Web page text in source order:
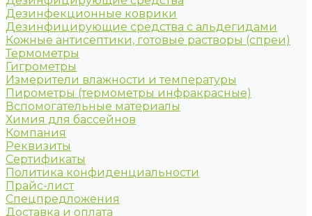
Дезинфекционные коврики
Дезинфицирующие средства с альдегидами
Кожные антисептики, готовые растворы (спреи)
Термометры
Гигрометры
Измерители влажности и температуры
Пирометры (термометры инфракрасные)
Вспомогательные материалы
Химия для бассейнов
Компания
Реквизиты
Сертификаты
Политика конфиденциальности
Прайс-лист
Спецпредложения
Доставка и оплата